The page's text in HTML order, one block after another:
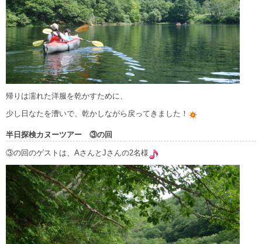
帰りは濡れた洋服を乾かすために、
少し日なたを漕いで、乾かしながら戻ってきました！
半日探検カヌーツアー ③の回
③の回のゲストは、AさんとJさんの2名様